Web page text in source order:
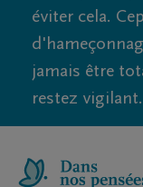
éviter cela.
jamais être
restez vigilant.